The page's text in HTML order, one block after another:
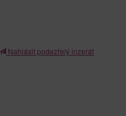
Nahlásit podezřelý inzerát